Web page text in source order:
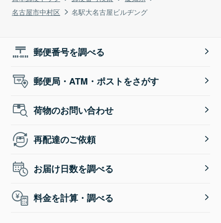
名古屋市中村区
名駅大名古屋ビルヂング
郵便番号を調べる
郵便局・ATM・ポストをさがす
荷物のお問い合わせ
再配達のご依頼
お届け日数を調べる
料金を計算・調べる